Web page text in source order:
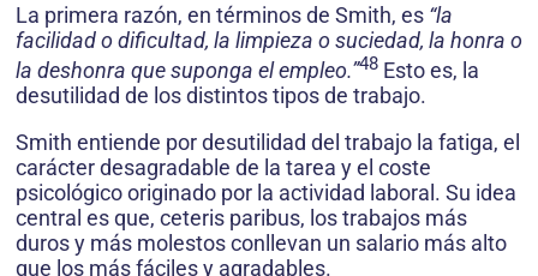
La primera razón, en términos de Smith, es “la
facilidad o dificultad, la limpieza o suciedad, la honra o
la deshonra que suponga el empleo.”48 Esto es, la
desutilidad de los distintos tipos de trabajo.
Smith entiende por desutilidad del trabajo la fatiga, el
carácter desagradable de la tarea y el coste
psicológico originado por la actividad laboral. Su idea
central es que, ceteris paribus, los trabajos más
duros y más molestos conllevan un salario más alto
que los más fáciles y agradables.